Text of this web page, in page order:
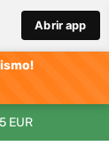
Abrir app
EUR